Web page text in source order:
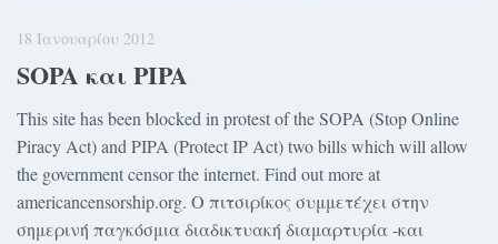
18 Ιανουαρίου 2012
SOPA και PIPA
This site has been blocked in protest of the SOPA (Stop Online
Piracy Act) and PIPA (Protect IP Act) two bills which will allow
the government censor the internet. Find out more at
americancensorship.org. Ο πιτσιρίκος συμμετέχει στην
σημερινή παγκόσμια διαδικτυακή διαμαρτυρία -και